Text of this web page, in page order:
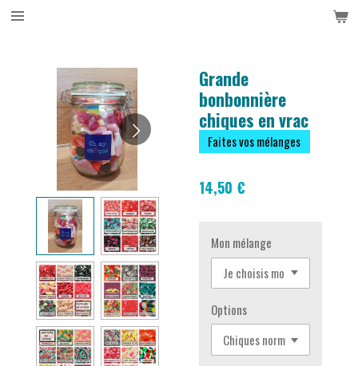
Passer
Grande
bonbonnière
chiques en vrac
Faites vos mélanges
14,50 €
Mon mélange
Options